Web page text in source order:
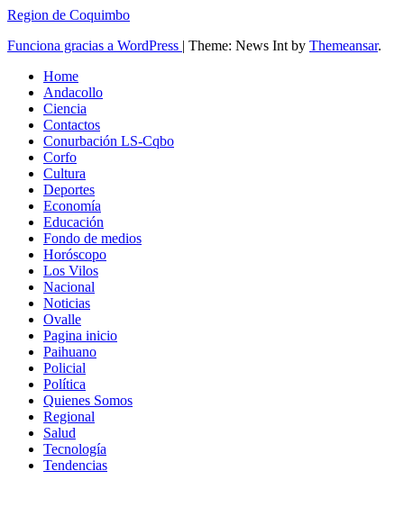
Region de Coquimbo
Funciona gracias a WordPress | Theme: News Int by Themeansar.
Home
Andacollo
Ciencia
Contactos
Conurbación LS-Cqbo
Corfo
Cultura
Deportes
Economía
Educación
Fondo de medios
Horóscopo
Los Vilos
Nacional
Noticias
Ovalle
Pagina inicio
Paihuano
Policial
Política
Quienes Somos
Regional
Salud
Tecnología
Tendencias